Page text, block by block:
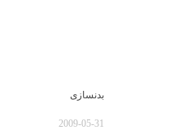
بدنسازی
2009-05-31